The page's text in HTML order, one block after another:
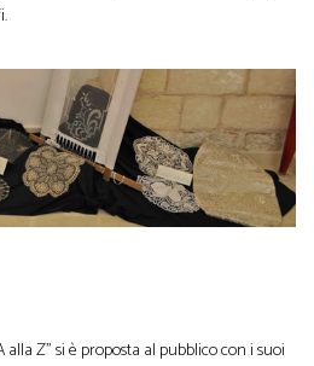
alla Z” si è proposta al pubblico con i suoi